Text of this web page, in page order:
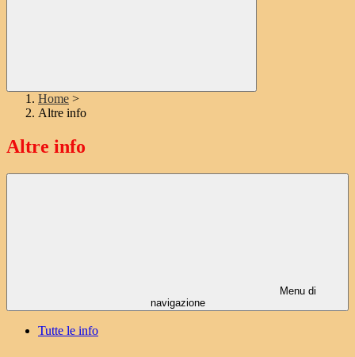
Home >
Altre info
Altre info
Menu di
navigazione
Tutte le info